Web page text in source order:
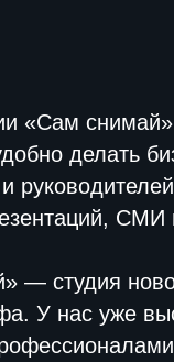
«Сам
делать
СМИ
— студия
У нас уже